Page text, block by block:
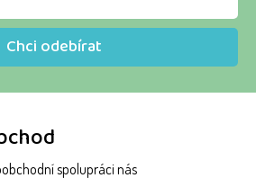
spolupráci nás
Chci odebírat